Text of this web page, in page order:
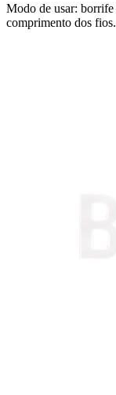
Modo de usar:
comprimento dos